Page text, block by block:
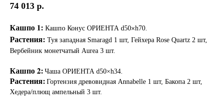
74 013 р.
Кашпо 1: Кашпо Конус ОРИЕНТА d50×h70.
Растения: Туя западная Smaragd 1 шт, Гейхера Rose Quartz 2 шт,
Вербейник монетчатый Aurea 3 шт.
Кашпо 2: Чаша ОРИЕНТА d50×h34.
Растения: Гортензия древовидная Annabelle 1 шт, Бакопа 2 шт,
Хедера/плющ ампельный 3 шт.